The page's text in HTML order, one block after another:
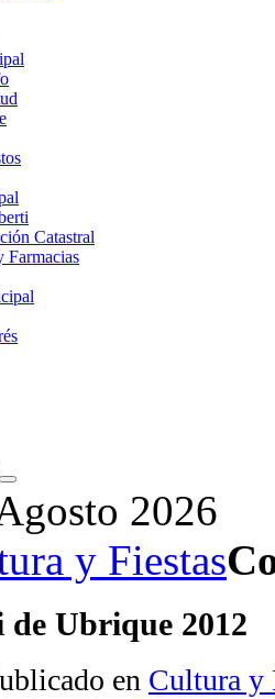
Catastral
Farmacias
2026
y Fiestas
Ubrique 2012
en Cultura y